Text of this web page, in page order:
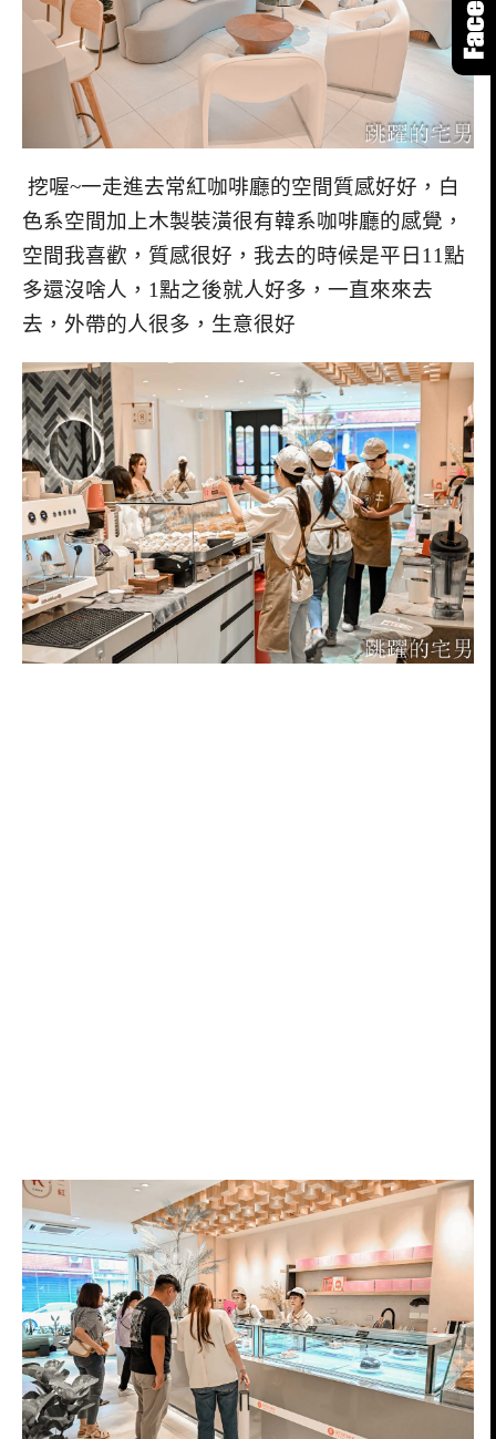
挖喔~一走進去常紅咖啡廳的空間質感好好，白
色系空間加上木製裝潢很有韓系咖啡廳的感覺，
空間我喜歡，質感很好，我去的時候是平日11點
多還沒啥人，1點之後就人好多，一直來來去
去，外帶的人很多，生意很好